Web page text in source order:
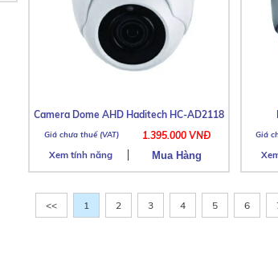
Camera Dome AHD Haditech HC-AD2118
1.395.000 VNĐ
Xem tính năng
<< 1 2 3 4 5 6